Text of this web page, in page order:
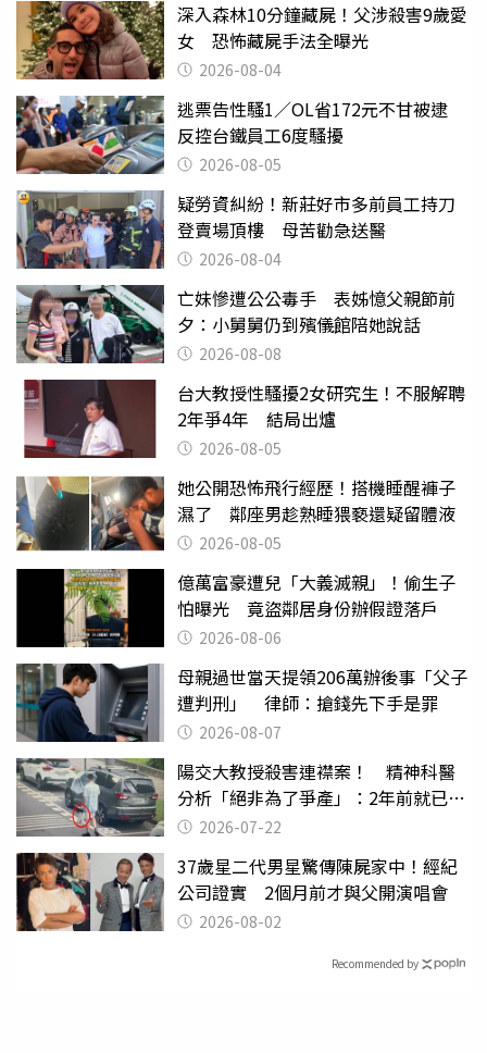
深入森林10分鐘藏屍！父涉殺害9歲愛
女 恐怖藏屍手法全曝光
2026-08-04
逃票告性騷1／OL省172元不甘被逮
反控台鐵員工6度騷擾
2026-08-05
疑勞資糾紛！新莊好市多前員工持刀
登賣場頂樓 母苦勸急送醫
2026-08-04
亡妹慘遭公公毒手 表姊憶父親節前
夕：小舅舅仍到殯儀館陪她說話
2026-08-08
台大教授性騷擾2女研究生！不服解聘
2年爭4年 結局出爐
2026-08-05
她公開恐怖飛行經歷！搭機睡醒褲子
濕了 鄰座男趁熟睡猥褻還疑留體液
2026-08-05
億萬富豪遭兒「大義滅親」！偷生子
怕曝光 竟盜鄰居身份辦假證落戶
2026-08-06
母親過世當天提領206萬辦後事「父子
遭判刑」 律師：搶錢先下手是罪
2026-08-07
陽交大教授殺害連襟案！ 精神科醫
分析「絕非為了爭產」：2年前就已言
行詭異
2026-07-22
37歲星二代男星驚傳陳屍家中！經紀
公司證實 2個月前才與父開演唱會
2026-08-02
Recommended by